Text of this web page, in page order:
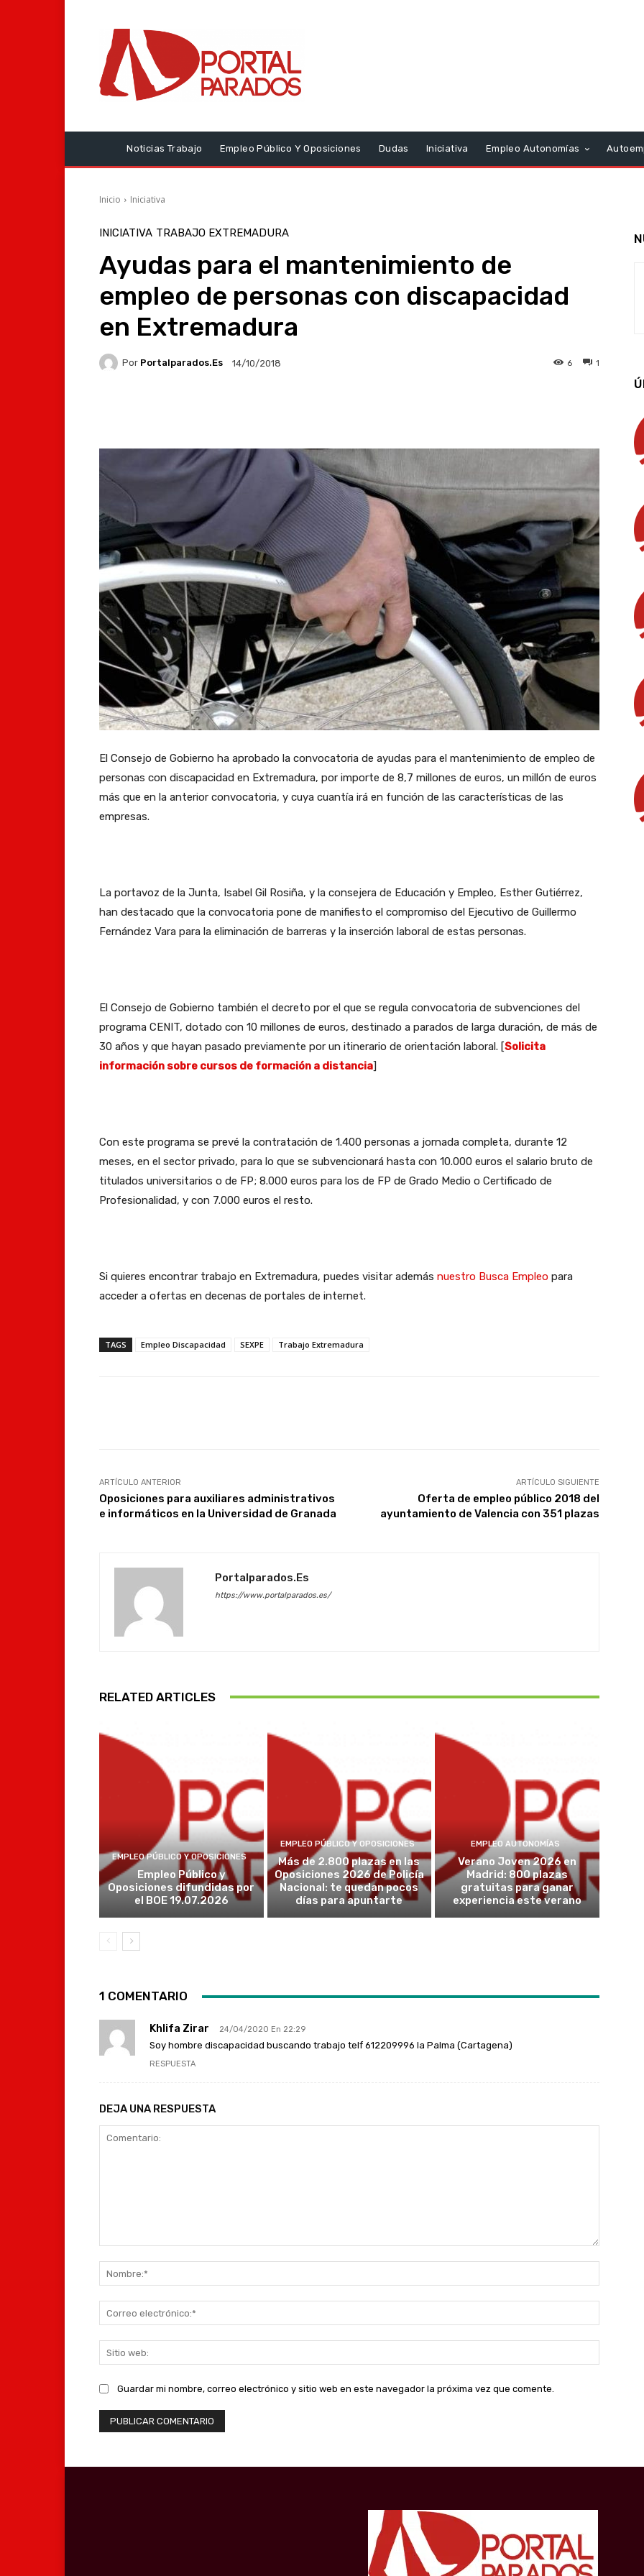
Noticias Trabajo Empleo Público Y Oposiciones Dudas Iniciativa Empleo Autonomías
Inicio Iniciativa
INICIATIVA TRABAJO EXTREMADURA
Ayudas para el mantenimiento de
empleo de personas con discapacidad
en Extremadura
Por Portalparados.es 14/10/2018 1
6
El Consejo de Gobierno ha aprobado la convocatoria de ayudas para el mantenimiento de empleo de
personas con discapacidad en Extremadura, por importe de 8,7 millones de euros, un millón de euros
más que en la anterior convocatoria, y cuya cuantía irá en función de las características de las
empresas.
La portavoz de la Junta, Isabel Gil Rosiña, y la consejera de Educación y Empleo, Esther Gutiérrez,
han destacado que la convocatoria pone de manifiesto el compromiso del Ejecutivo de Guillermo
Fernández Vara para la eliminación de barreras y la inserción laboral de estas personas.
El Consejo de Gobierno también el decreto por el que se regula convocatoria de subvenciones del
programa CENIT, dotado con 10 millones de euros, destinado a parados de larga duración, de más de
30 años y que hayan pasado previamente por un itinerario de orientación laboral. [Solicita
información sobre cursos de formación a distancia]
Con este programa se prevé la contratación de 1.400 personas a jornada completa, durante 12
meses, en el sector privado, para lo que se subvencionará hasta con 10.000 euros el salario bruto de
titulados universitarios o de FP; 8.000 euros para los de FP de Grado Medio o Certificado de
Profesionalidad, y con 7.000 euros el resto.
Si quieres encontrar trabajo en Extremadura, puedes visitar además nuestro Busca Empleo para
acceder a ofertas en decenas de portales de internet.
TAGS Empleo Discapacidad SEXPE Trabajo Extremadura
ARTÍCULO ANTERIOR
Oposiciones para auxiliares administrativos
e informáticos en la Universidad de Granada
ARTÍCULO SIGUIENTE
Oferta de empleo público 2018 del
ayuntamiento de Valencia con 351 plazas
Portalparados.es
https://www.portalparados.es/
RELATED ARTICLES
EMPLEO PÚBLICO Y OPOSICIONES
Empleo Público y
Oposiciones difundidas por
el BOE 19.07.2026
EMPLEO PÚBLICO Y OPOSICIONES
Más de 2.800 plazas en las
Oposiciones 2026 de Policía
Nacional: te quedan pocos
días para apuntarte
EMPLEO AUTONOMÍAS
Verano Joven 2026 en
Madrid: 800 plazas
gratuitas para ganar
experiencia este verano
1 COMENTARIO
Khlifa Zirar 24/04/2020 En 22:29
Soy hombre discapacidad buscando trabajo telf 612209996 la Palma (Cartagena)
RESPUESTA
DEJA UNA RESPUESTA
web:
Guardar mi nombre, correo electrónico y sitio web en este navegador la próxima vez que comente.